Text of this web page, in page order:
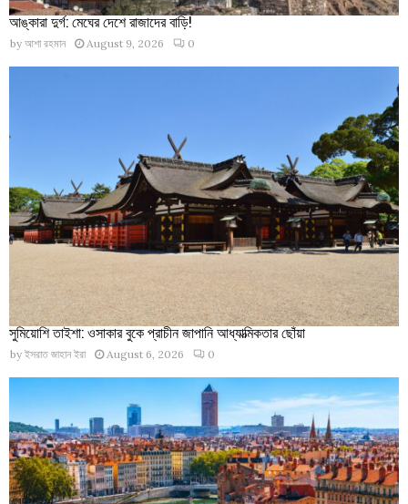
আঙ্কারা দুর্গ: মেঘের দেশে রাজাদের বাড়ি!
by আশা রহমান August 9, 2026 0
সুমিয়োশি তাইশা: ওসাকার বুকে প্রাচীন জাপানি আধ্যাত্মিকতার ছোঁয়া
by ইসরাত জাহান ইরা August 6, 2026 0